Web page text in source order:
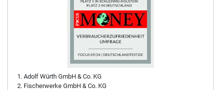
Adolf Würth GmbH & Co. KG
Fischerwerke GmbH & Co. KG